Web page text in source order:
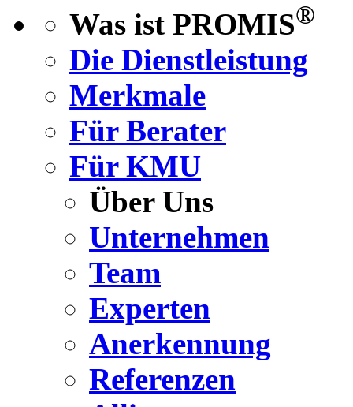
Was ist PROMIS®
Die Dienstleistung
Merkmale
Für Berater
Für KMU
Über Uns
Unternehmen
Team
Experten
Anerkennung
Referenzen